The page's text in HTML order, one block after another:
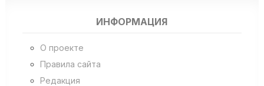
ИНФОРМАЦИЯ
О проекте
Правила сайта
Редакция